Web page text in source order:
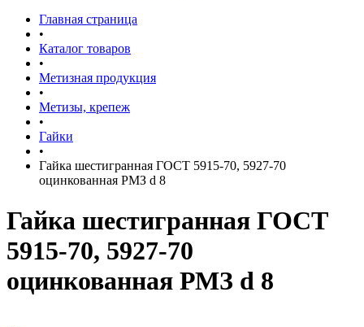
Главная страница
•
Каталог товаров
•
Метизная продукция
•
Метизы, крепеж
•
Гайки
•
Гайка шестигранная ГОСТ 5915-70, 5927-70
оцинкованная РМЗ d 8
Гайка шестигранная ГОСТ
5915-70, 5927-70
оцинкованная РМЗ d 8